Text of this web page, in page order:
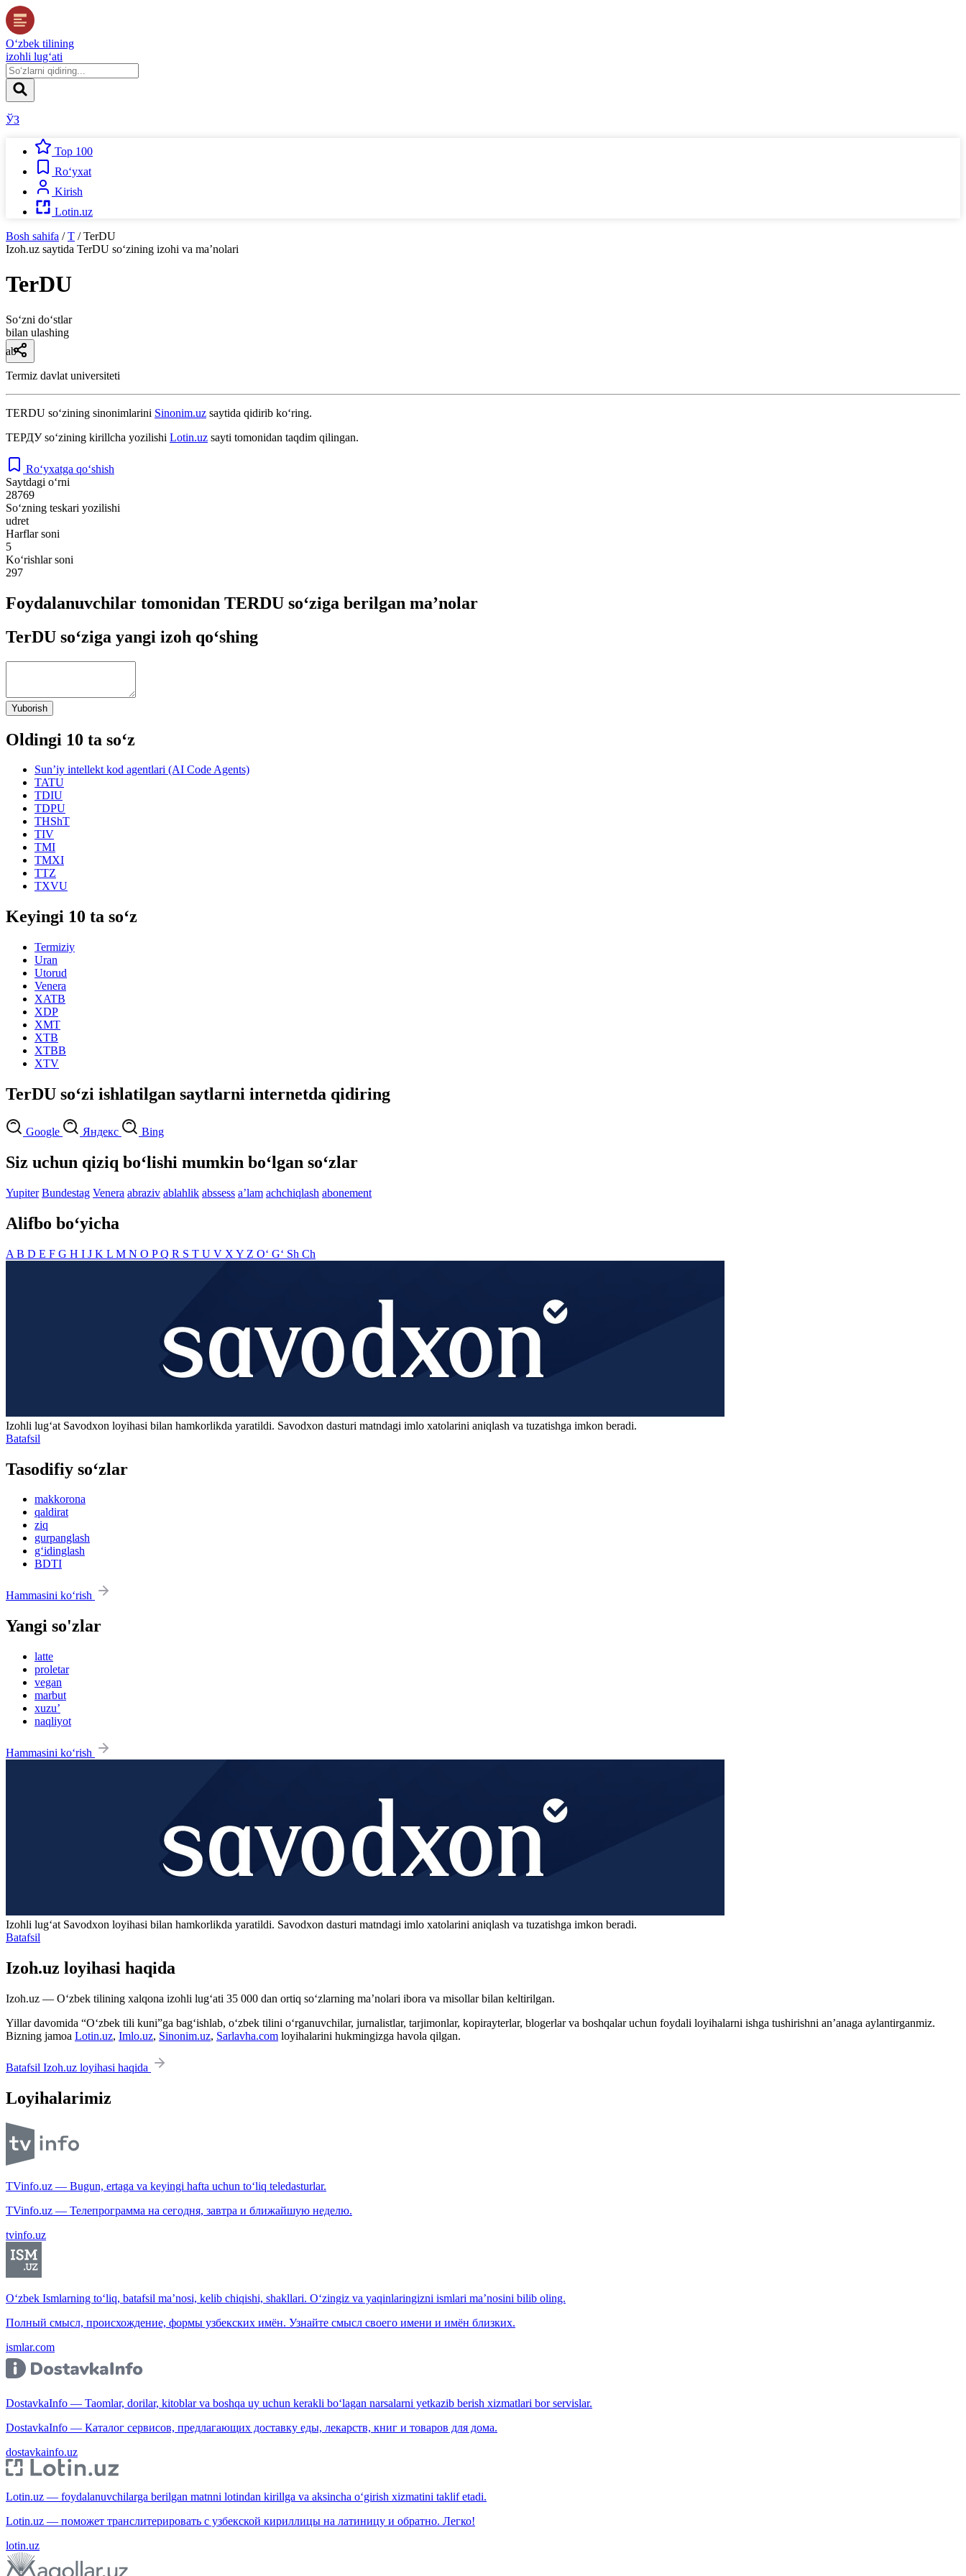
O‘zbek tilining
izohli lug‘ati
ЎЗ
Top 100
Ro‘yxat
Kirish
Lotin.uz
Bosh sahifa / T / TerDU
Izoh.uz saytida TerDU so‘zining izohi va ma’nolari
TerDU
So‘zni do‘stlar
bilan ulashing
ab
Termiz davlat universiteti
TERDU so‘zining sinonimlarini Sinonim.uz saytida qidirib ko‘ring.
ТЕРДУso‘zining kirillcha yozilishi Lotin.uz sayti tomonidan taqdim qilingan.
Ro‘yxatga qo‘shish
Saytdagi o‘rni
28769
So‘zning teskari yozilishi
udret
Harflar soni
5
Ko‘rishlar soni
297
Foydalanuvchilar tomonidan TERDU so‘ziga berilgan ma’nolar
TerDU so‘ziga yangi izoh qo‘shing
Yuborish
Oldingi 10 ta so‘z
Sun’iy intellekt kod agentlari (AI Code Agents)
TATU
TDIU
TDPU
THShT
TIV
TMI
TMXI
TTZ
TXVU
Keyingi 10 ta so‘z
Termiziy
Uran
Utorud
Venera
XATB
XDP
XMT
XTB
XTBB
XTV
TerDU so‘zi ishlatilgan saytlarni internetda qidiring
Google Яндекс Bing
Siz uchun qiziq bo‘lishi mumkin bo‘lgan so‘zlar
Yupiter Bundestag Venera abraziv ablahlik abssess aʼlam achchiqlash abonement
Alifbo bo‘yicha
A B D E F G H I J K L M N O PQ R S T U V X Y Z O‘ G‘ Sh Ch
Izohli lugʻat Savodxon loyihasi bilan hamkorlikda yaratildi. Savodxon dasturi matndagi imlo xatolarini aniqlash va tuzatishga imkon beradi.
Batafsil
Tasodifiy so‘zlar
makkorona
qaldirat
ziq
gurpanglash
g‘idinglash
BDTI
Hammasini ko‘rish
Yangi so'zlar
latte
proletar
vegan
marbut
xuzu’
naqliyot
Hammasini ko‘rish
Izohli lugʻat Savodxon loyihasi bilan hamkorlikda yaratildi. Savodxon dasturi matndagi imlo xatolarini aniqlash va tuzatishga imkon beradi.
Batafsil
Izoh.uz loyihasi haqida
Izoh.uz — O‘zbek tilining xalqona izohli lug‘ati 35 000 dan ortiq so‘zlarning ma’nolari ibora va misollar bilan keltirilgan.
Yillar davomida “O‘zbek tili kuni”ga bag‘ishlab, o‘zbek tilini o‘rganuvchilar, jurnalistlar, tarjimonlar, kopirayterlar, blogerlar va boshqalar uchun foydali loyihalarni ishga tushirishni an’anaga aylantirganmiz.
Bizning jamoa Lotin.uz, Imlo.uz, Sinonim.uz, Sarlavha.com loyihalarini hukmingizga havola qilgan.
Batafsil Izoh.uz loyihasi haqida
Loyihalarimiz
TVinfo.uz — Bugun, ertaga va keyingi hafta uchun to‘liq teledasturlar.
TVinfo.uz — Телепрограмма на сегодня, завтра и ближайшую неделю.
tvinfo.uz
O‘zbek Ismlarning to‘liq, batafsil ma’nosi, kelib chiqishi, shakllari. O‘zingiz va yaqinlaringizni ismlari ma’nosini bilib oling.
Полный смысл, происхождение, формы узбекских имён. Узнайте смысл своего имени и имён близких.
ismlar.com
DostavkaInfo — Taomlar, dorilar, kitoblar va boshqa uy uchun kerakli bo‘lagan narsalarni yetkazib berish xizmatlari bor servislar.
DostavkaInfo — Каталог сервисов, предлагающих доставку еды, лекарств, книг и товаров для дома.
dostavkainfo.uz
Lotin.uz — foydalanuvchilarga berilgan matnni lotindan kirillga va aksincha o‘girish xizmatini taklif etadi.
Lotin.uz — поможет транслитерировать с узбекской кириллицы на латиницу и обратно. Легко!
lotin.uz